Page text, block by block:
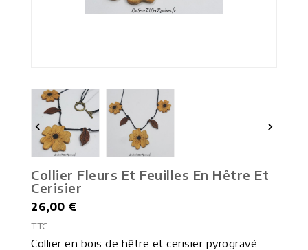
 
Collier Fleurs Et Feuilles En Hêtre Et
Cerisier
26,00 €
TTC
Collier en bois de hêtre et cerisier pyrogravé